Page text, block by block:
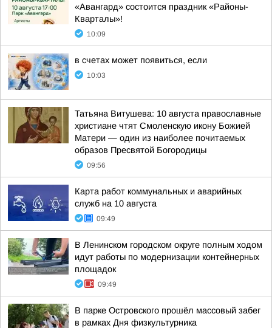
«Авангард» состоится праздник «Районы-
Кварталы»!
10:09
в счетах может появиться, если
10:03
Татьяна Витушева: 10 августа православные
христиане чтят Смоленскую икону Божией
Матери — один из наиболее почитаемых
образов Пресвятой Богородицы
09:56
Карта работ коммунальных и аварийных
служб на 10 августа
09:49
В Ленинском городском округе полным ходом
идут работы по модернизации контейнерных
площадок
09:49
В парке Островского прошёл массовый забег
в рамках Дня физкультурника